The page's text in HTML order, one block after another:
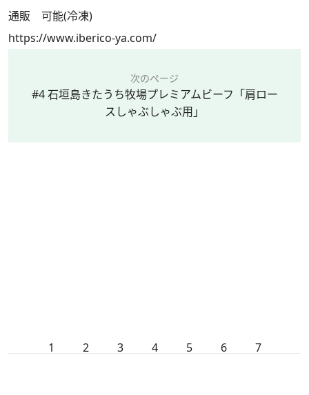
通販 可能(冷凍)
https://www.iberico-ya.com/
次のページ
#4 石垣島きたうち牧場プレミアムビーフ「肩ロー
スしゃぶしゃぶ用」
1 2 3 4 5 6 7